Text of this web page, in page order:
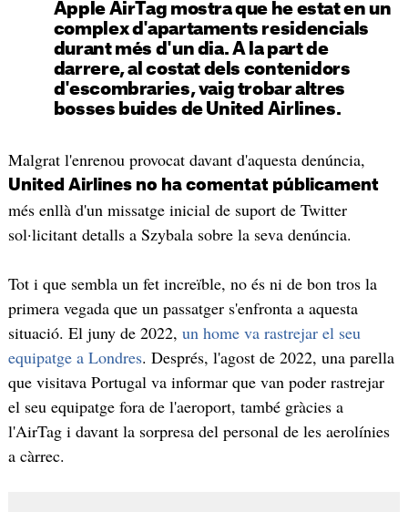
Apple AirTag mostra que he estat en un
complex d'apartaments residencials
durant més d'un dia. A la part de
darrere, al costat dels contenidors
d'escombraries, vaig trobar altres
bosses buides de United Airlines.
Malgrat l'enrenou provocat davant d'aquesta denúncia,
United Airlines no ha comentat públicament
més enllà d'un missatge inicial de suport de Twitter
sol·licitant detalls a Szybala sobre la seva denúncia.
Tot i que sembla un fet increïble, no és ni de bon tros la
primera vegada que un passatger s'enfronta a aquesta
situació. El juny de 2022, un home va rastrejar el seu
equipatge a Londres. Després, l'agost de 2022, una parella
que visitava Portugal va informar que van poder rastrejar
el seu equipatge fora de l'aeroport, també gràcies a
l'AirTag i davant la sorpresa del personal de les aerolínies
a càrrec.